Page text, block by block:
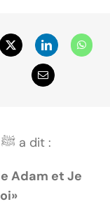
Le prophète Muhammad ﷺ a dit :
Adam et Je